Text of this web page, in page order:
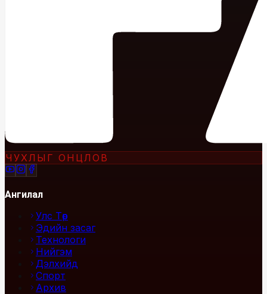
ЧУХЛЫГ ОНЦЛОВ
Ангилал
Улс Төр
Эдийн засаг
Технологи
Нийгэм
Дэлхийд
Спорт
Архив